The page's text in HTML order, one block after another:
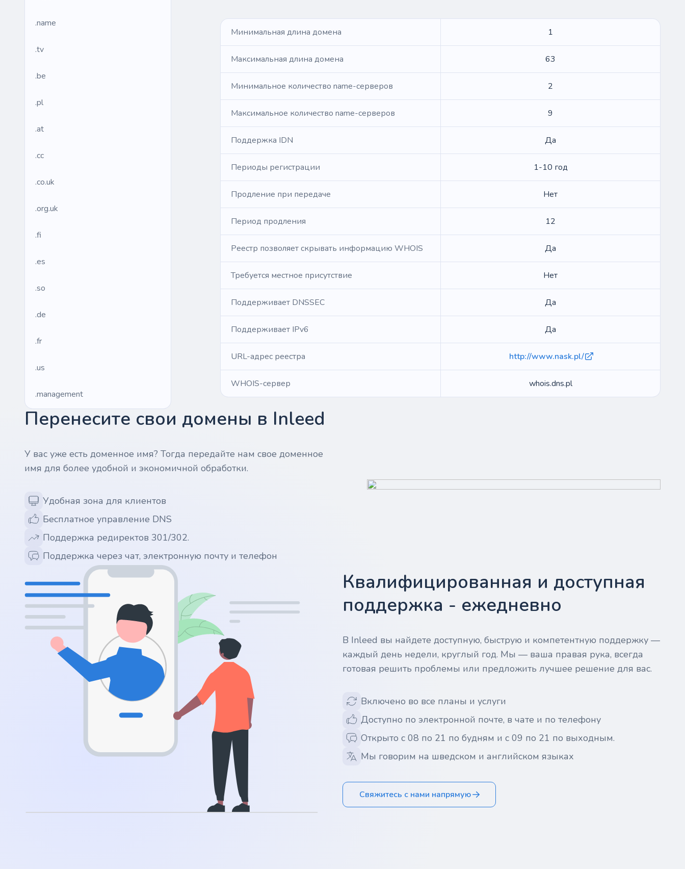
.name
.tv
.be
.pl
.at
.cc
.co.uk
.org.uk
.fi
.es
.so
.de
.fr
.us
.management
.ws
.space
.website
.io
.ru
.vc
.gr
.network
Минимальная длина домена 1
Максимальная длина домена 63
Минимальное количество name-серверов 2
Максимальное количество name-серверов 9
Поддержка IDN Да
Периоды регистрации 1-10 год
Продление при передаче Нет
Период продления 12
Реестр позволяет скрывать информацию WHOIS Да
Требуется местное присутствие Нет
Поддерживает DNSSEC Да
Поддерживает IPv6 Да
URL-адрес реестра http://www.nask.pl/
WHOIS-сервер whois.dns.pl
Перенесите свои домены в Inleed
У вас уже есть доменное имя? Тогда передайте нам свое доменное
имя для более удобной и экономичной обработки.
Удобная зона для клиентов
Бесплатное управление DNS
Поддержка редиректов 301/302.
Поддержка через чат, электронную почту и телефон
Квалифицированная и доступная
поддержка - ежедневно
В Inleed вы найдете доступную, быструю и компетентную поддержку —
каждый день недели, круглый год. Мы — ваша правая рука, всегда
готовая решить проблемы или предложить лучшее решение для вас.
Включено во все планы и услуги
Доступно по электронной почте, в чате и по телефону
Открыто с 08 по 21 по будням и с 09 по 21 по выходным.
Мы говорим на шведском и английском языках
Свяжитесь с нами напрямую